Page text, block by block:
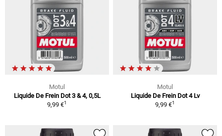
Motul
Liquide De Frein Dot 3 & 4, 0,5L
9,99 €1
Motul
Liquide De Frein Dot 4 Lv
9,99 €1